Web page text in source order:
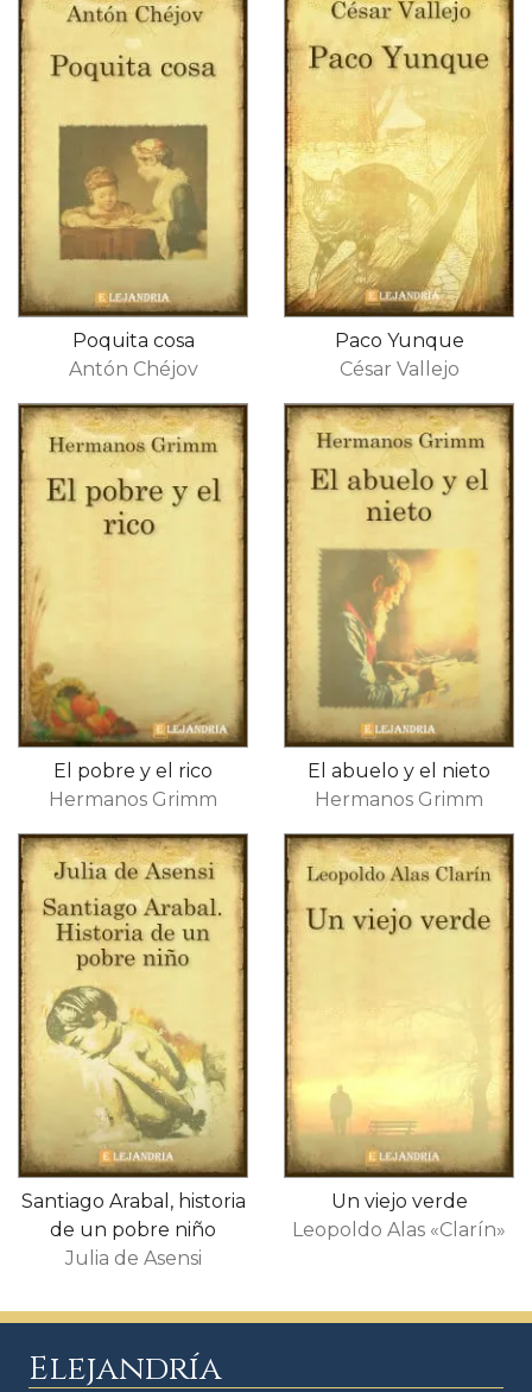
Poquita cosa
Antón Chéjov
Paco Yunque
César Vallejo
El pobre y el rico
Hermanos Grimm
El abuelo y el nieto
Hermanos Grimm
Santiago Arabal, historia
de un pobre niño
Julia de Asensi
Un viejo verde
Leopoldo Alas «Clarín»
Elejandría